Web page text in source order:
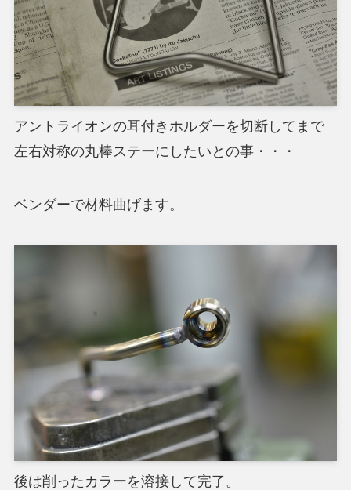
アントライオンの耳付きホルダーを切断してまで
左右対称の丸棒ステーにしたいとの事・・・
ベンダーで材料曲げます。
後は削ったカラーを溶接して完了。